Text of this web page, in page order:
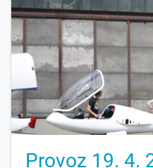
Provoz 19. 4.